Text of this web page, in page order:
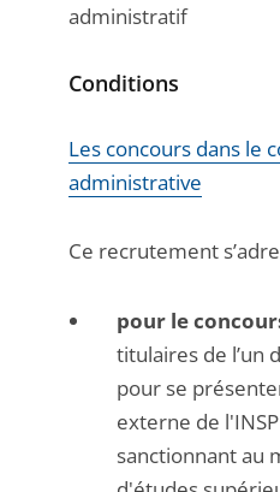
administratif
Conditions
Les concours dans le
administrative
Ce recrutement
pour le
titulaires de l’un
pour se
externe de
sanctionnant au